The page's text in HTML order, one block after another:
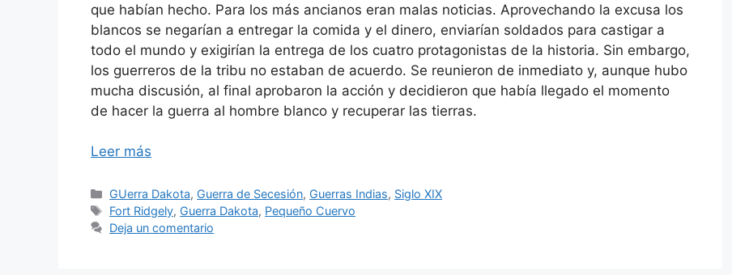
que habían hecho. Para los más ancianos eran malas noticias. Aprovechando la excusa los
blancos se negarían a entregar la comida y el dinero, enviarían soldados para castigar a
todo el mundo y exigirían la entrega de los cuatro protagonistas de la historia. Sin embargo,
los guerreros de la tribu no estaban de acuerdo. Se reunieron de inmediato y, aunque hubo
mucha discusión, al final aprobaron la acción y decidieron que había llegado el momento
de hacer la guerra al hombre blanco y recuperar las tierras.
Leer más
Categorías
GUerra Dakota, Guerra de Secesión, Guerras Indias, Siglo XIX
Etiquetas
Fort Ridgely, Guerra Dakota, Pequeño Cuervo
Deja un comentario